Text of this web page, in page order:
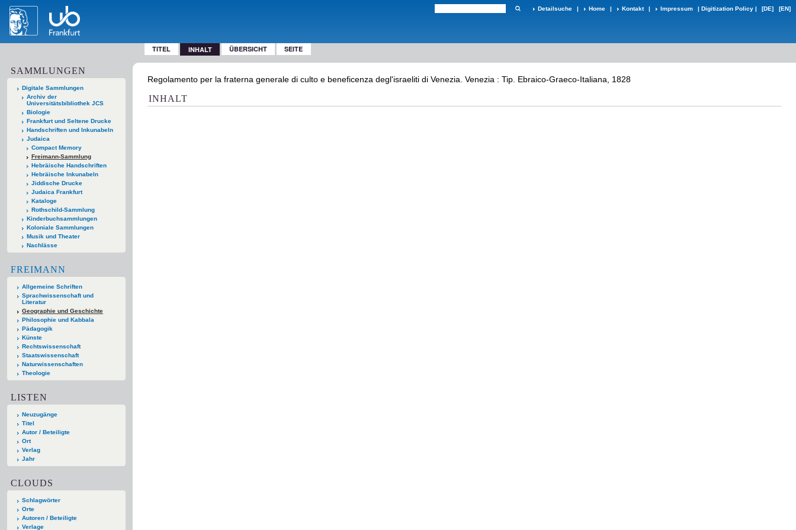
Detailsuche | Home | Kontakt | Impressum | Digitization Policy | [DE] [EN]
TITEL INHALT ÜBERSICHT SEITE
SAMMLUNGEN
Digitale Sammlungen
Archiv der
Universitätsbibliothek JCS
Biologie
Frankfurt und Seltene Drucke
Handschriften und Inkunabeln
Judaica
Compact Memory
Freimann-Sammlung
Hebräische Handschriften
Hebräische Inkunabeln
Jiddische Drucke
Judaica Frankfurt
Kataloge
Rothschild-Sammlung
Kinderbuchsammlungen
Koloniale Sammlungen
Musik und Theater
Nachlässe
FREIMANN
Allgemeine Schriften
Sprachwissenschaft und
Literatur
Geographie und Geschichte
Philosophie und Kabbala
Pädagogik
Künste
Rechtswissenschaft
Staatswissenschaft
Naturwissenschaften
Theologie
LISTEN
Neuzugänge
Titel
Autor / Beteiligte
Ort
Verlag
Jahr
CLOUDS
Schlagwörter
Orte
Autoren / Beteiligte
Verlage
Regolamento per la fraterna generale di culto e beneficenza degl'israeliti di Venezia. Venezia : Tip. Ebraico-Graeco-Italiana, 1828
INHALT